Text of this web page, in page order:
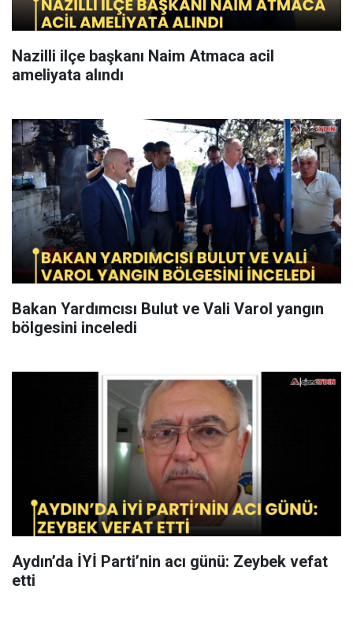
Nazilli ilçe başkanı Naim Atmaca acil
ameliyata alındı
Bakan Yardımcısı Bulut ve Vali Varol yangın
bölgesini inceledi
Aydın’da İYİ Parti’nin acı günü: Zeybek vefat
etti